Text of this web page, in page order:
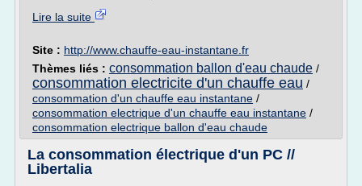
Lire la suite
Site : http://www.chauffe-eau-instantane.fr
Thèmes liés : consommation ballon d'eau chaude /
consommation electricite d'un chauffe eau /
consommation d'un chauffe eau instantane /
consommation electrique d'un chauffe eau instantane /
consommation electrique ballon d'eau chaude
La consommation électrique d'un PC //
Libertalia